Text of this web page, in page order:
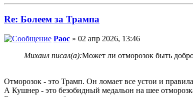
Re: Болеем за Трампа
Раос » 02 апр 2026, 13:46
Михаил писал(а):Может ли отморозок быть
Отморозок - это Трамп. Он ломает все устои и
А Кушнер - это безобидный медальон на шее